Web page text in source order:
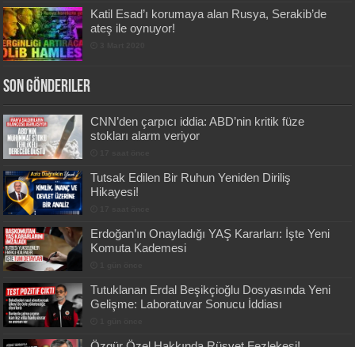
Katil Esad’ı korumaya alan Rusya, Serakib’de
ateş ile oynuyor!
Son Gönderiler
CNN’den çarpıcı iddia: ABD’nin kritik füze
stokları alarm veriyor
Tutsak Edilen Bir Ruhun Yeniden Diriliş
Hikayesi!
Erdoğan’ın Onayladığı YAŞ Kararları: İşte Yeni
Komuta Kademesi
Tutuklanan Erdal Beşikçioğlu Dosyasında Yeni
Gelişme: Laboratuvar Sonucu İddiası